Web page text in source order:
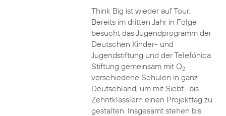
Think Big ist wieder auf Tour.
Bereits im dritten Jahr in Folge
besucht das Jugendprogramm der
Deutschen Kinder- und
Jugendstiftung und der Telefónica
Stiftung gemeinsam mit O2
verschiedene Schulen in ganz
Deutschland, um mit Siebt- bis
Zehntklässlern einen Projekttag zu
gestalten. Insgesamt stehen bis